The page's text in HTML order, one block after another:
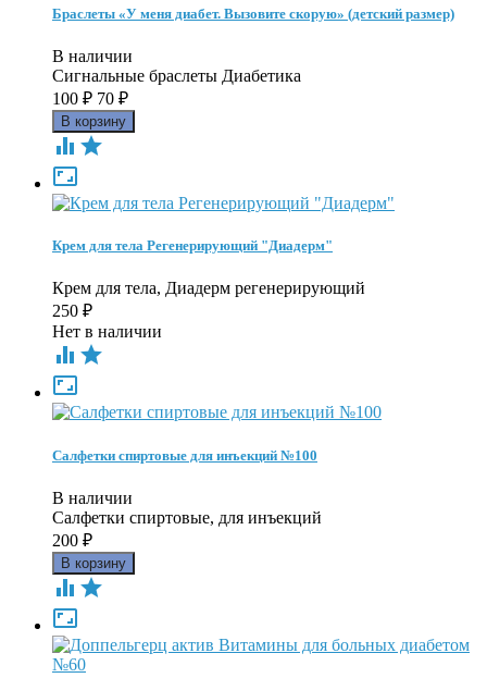
Браслеты «У меня диабет. Вызовите скорую» (детский размер)
В наличии
Сигнальные браслеты Диабетика
100 ₽ 70 ₽
 

Крем для тела Регенерирующий "Диадерм"
Крем для тела, Диадерм регенерирующий
250 ₽
Нет в наличии
 

Салфетки спиртовые для инъекций №100
В наличии
Салфетки спиртовые, для инъекций
200 ₽
 
